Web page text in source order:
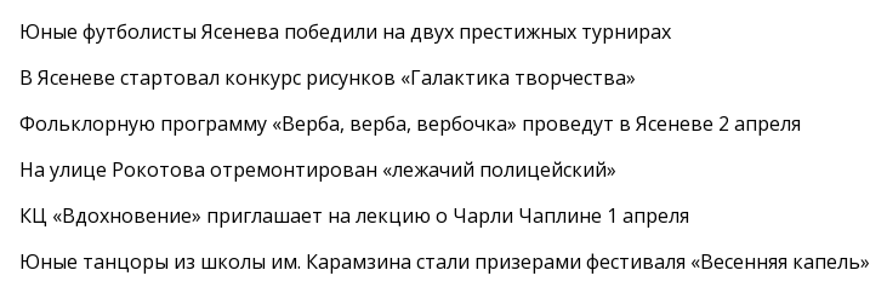
Юные футболисты Ясенева победили на двух престижных турнирах
В Ясеневе стартовал конкурс рисунков «Галактика творчества»
Фольклорную программу «Верба, верба, вербочка» проведут в Ясеневе 2 апреля
На улице Рокотова отремонтирован «лежачий полицейский»
КЦ «Вдохновение» приглашает на лекцию о Чарли Чаплине 1 апреля
Юные танцоры из школы им. Карамзина стали призерами фестиваля «Весенняя капель»